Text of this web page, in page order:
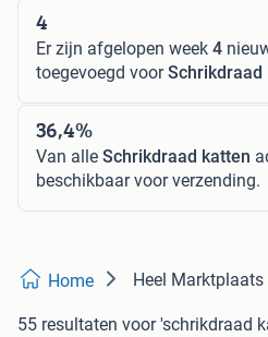
4
Er zijn afgelopen week 4
toegevoegd voorSchrikdraad
36,4%
Van alle Schrikdraad katten
beschikbaar voor verzending.
Home Heel Marktplaats
55 resultaten voor 'schrikdraad